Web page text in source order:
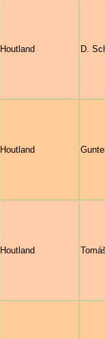
Houtland D.
Houtland
Houtland